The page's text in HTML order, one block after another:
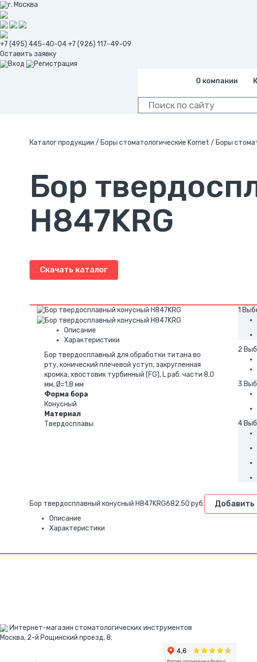
г. Москва
+7 (495) 445-40-04+7 (926) 117-49-09
Оставить заявку
Вход
Регистрация
О компании
Каталог продукции / Боры стоматологические Komet / Боры
Бор
H847KRG
Скачать каталог
Описание
Характеристики
Бор твердосплавный для обработки титана во
рту, конический плечевой уступ, закругленная
кромка, хвостовик турбинный (FG), L раб. части 8,0
мм, Ø=1,8 мм
Форма бора
Конусный
Материал
Твердосплавы
1
2
3
4
Бор твердосплавный конусный H847KRG682.50 руб. Добавить
Описание
Характеристики
Интернет-магазин стоматологических инструментов
Москва, 2-й Рощинский проезд, 8;